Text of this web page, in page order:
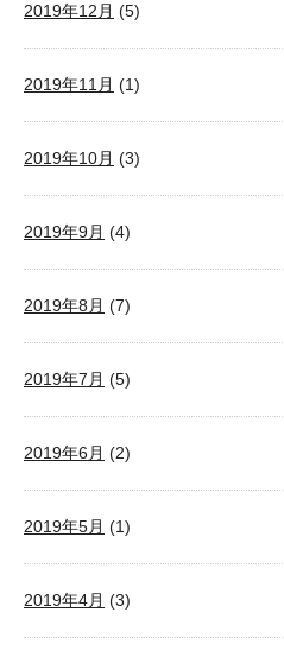
2019年12月 (5)
2019年11月 (1)
2019年10月 (3)
2019年9月 (4)
2019年8月 (7)
2019年7月 (5)
2019年6月 (2)
2019年5月 (1)
2019年4月 (3)